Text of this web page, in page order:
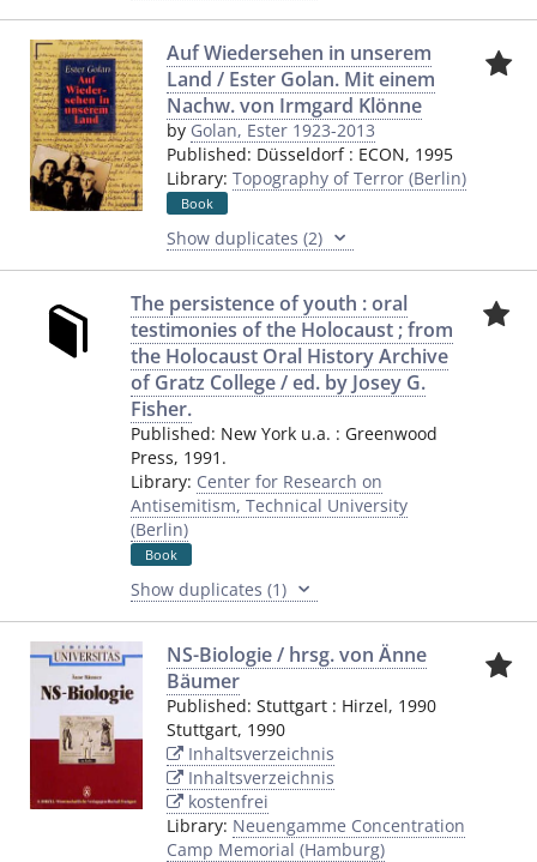
Auf Wiedersehen in unserem
Land / Ester Golan. Mit einem
Nachw. von Irmgard Klönne
by Golan, Ester 1923-2013
Published: Düsseldorf: ECON, 1995
Library: Topography of Terror (Berlin)
Book
Show duplicates (2)
The persistence of youth : oral
testimonies of the Holocaust ; from
the Holocaust Oral History Archive
of Gratz College / ed. by Josey G.
Fisher.
Published: New York u.a. : Greenwood
Press, 1991.
Library: Center for Research on
Antisemitism, Technical University
(Berlin)
Book
Show duplicates (1)
NS-Biologie / hrsg. von Änne
Bäumer
Published: Stuttgart: Hirzel, 1990
Stuttgart, 1990
Inhaltsverzeichnis
Inhaltsverzeichnis
kostenfrei
Library: Neuengamme Concentration
Camp Memorial (Hamburg)